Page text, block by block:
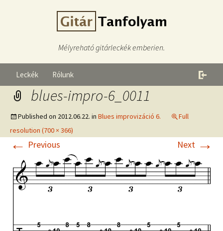
Mélyreható gitárleckék emberien.
Leckék Rólunk
blues-impro-6_0011
Published on 2012.06.22. in Blues improvizáció 6.
Full
resolution (700 × 366)
← Previous Next →